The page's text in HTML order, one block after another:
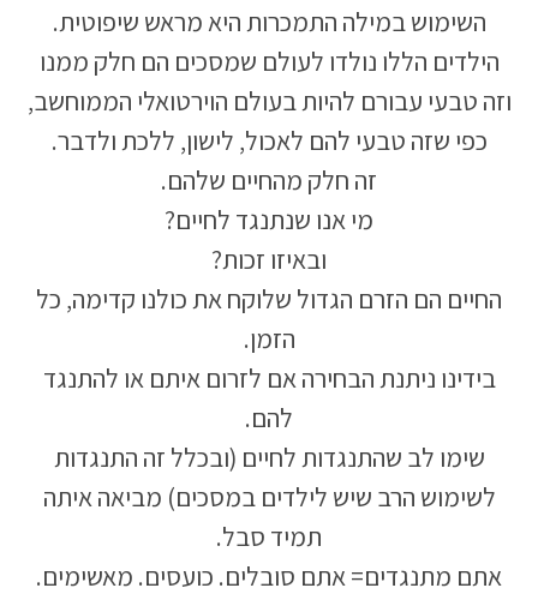
השימוש במילה התמכרות היא מראש שיפוטית.
הילדים הללו נולדו לעולם שמסכים הם חלק ממנו
וזה טבעי עבורם להיות בעולם הוירטואלי הממוחשב,
כפי שזה טבעי להם לאכול, לישון, ללכת ולדבר.
זה חלק מהחיים שלהם.
מי אנו שנתנגד לחיים?
ובאיזו זכות?
החיים הם הזרם הגדול שלוקח את כולנו קדימה, כל
הזמן.
בידינו ניתנת הבחירה אם לזרום איתם או להתנגד
להם.
שימו לב שהתנגדות לחיים (ובכלל זה התנגדות
לשימוש הרב שיש לילדים במסכים) מביאה איתה
תמיד סבל.
אתם מתנגדים= אתם סובלים. כועסים. מאשימים.